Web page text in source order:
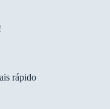
rápido